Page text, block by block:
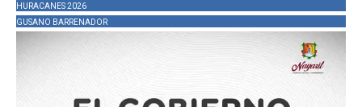
HURACANES 2026
GUSANO BARRENADOR